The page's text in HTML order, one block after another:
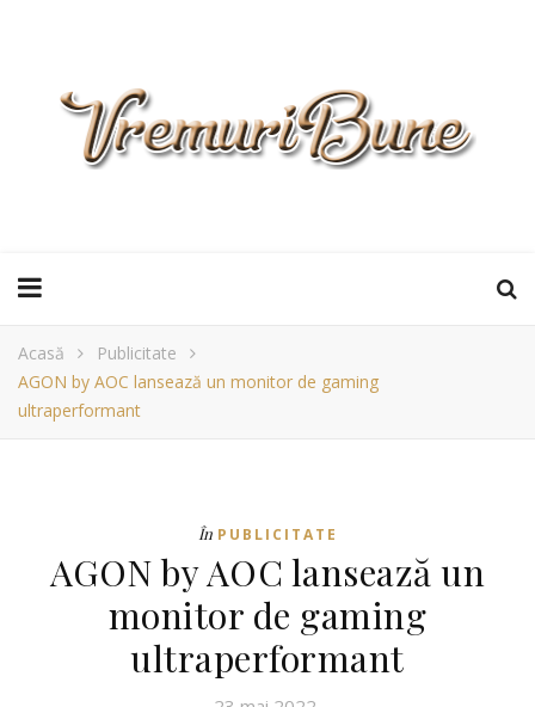
Acasă
Publicitate
AGON by AOC lansează un monitor de gaming
ultraperformant
În PUBLICITATE
AGON by AOC lansează un
monitor de gaming
ultraperformant